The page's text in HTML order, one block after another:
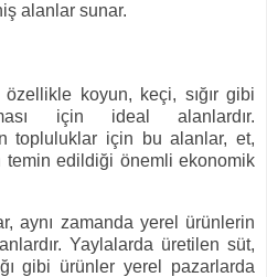
alanlar sunar.
özellikle koyun, keçi, sığır gibi
için ideal alanlardır.
topluluklar için bu alanlar, et,
edildiği önemli ekonomik
aynı zamanda yerel ürünlerin
Yaylalarda üretilen süt,
gibi ürünler yerel pazarlarda